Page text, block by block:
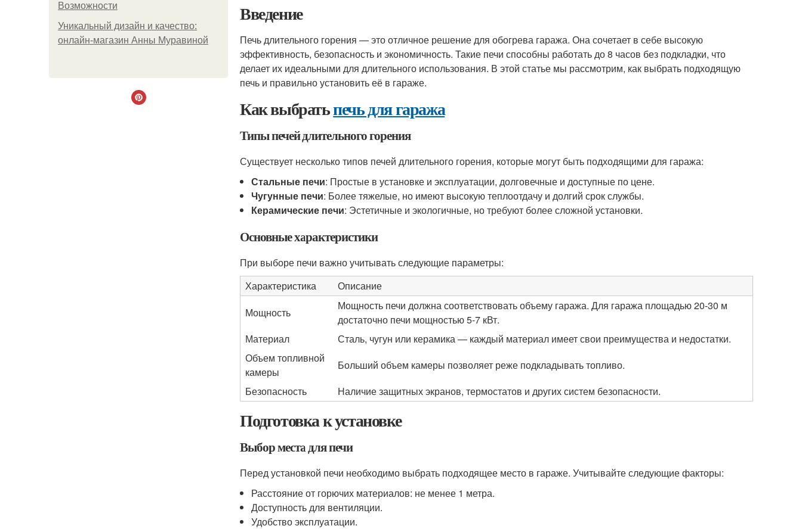
Возможности
Уникальный дизайн и качество:
онлайн-магазин Анны Муравиной
Введение
Печь длительного горения — это отличное решение для обогрева гаража. Она сочетает в себе высокую
эффективность, безопасность и экономичность. Такие печи способны работать до 8 часов без подкладки, что
делает их идеальными для длительного использования. В этой статье мы рассмотрим, как выбрать подходящую
печь и правильно установить её в гараже.
Как выбратьпечь для гаража
Типы печей длительного горения
Существует несколько типов печей длительного горения, которые могут быть подходящими для гаража:
Стальные печи: Простые в установке и эксплуатации, долговечные и доступные по цене.
Чугунные печи: Более тяжелые, но имеют высокую теплоотдачу и долгий срок службы.
Керамические печи: Эстетичные и экологичные, но требуют более сложной установки.
Основные характеристики
При выборе печи важно учитывать следующие параметры:
Характеристика
Описание
Мощность
Мощность печи должна соответствовать объему гаража. Для гаража площадью 20-30 м
достаточно печи мощностью 5-7 кВт.
Материал
Сталь, чугун или керамика — каждый материал имеет свои преимущества и недостатки.
Объем топливной
камеры
Больший объем камеры позволяет реже подкладывать топливо.
Безопасность
Наличие защитных экранов, термостатов и других систем безопасности.
Подготовка к установке
Выбор места для печи
Перед установкой печи необходимо выбрать подходящее место в гараже. Учитывайте следующие факторы:
Расстояние от горючих материалов: не менее 1 метра.
Доступность для вентиляции.
Удобство эксплуатации.